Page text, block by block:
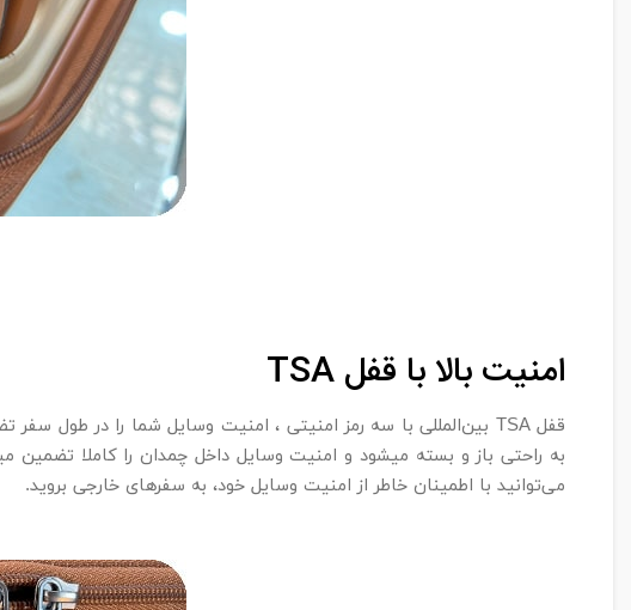
امنیت بالا با قفل TSA
به راحتی باز و بسته میشود و امنیت وسایل داخل چمدان را کاملا تضمین
می‌توانید با اطمینان خاطر از امنیت وسایل خود، به سفرهای خارجی بروید.